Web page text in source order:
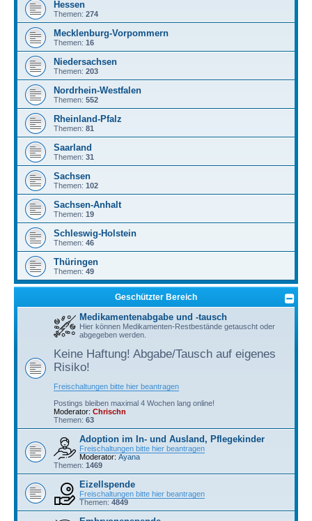
Hessen
Themen: 274
Mecklenburg-Vorpommern
Themen: 16
Niedersachsen
Themen: 203
Nordrhein-Westfalen
Themen: 552
Rheinland-Pfalz
Themen: 81
Saarland
Themen: 31
Sachsen
Themen: 102
Sachsen-Anhalt
Themen: 19
Schleswig-Holstein
Themen: 46
Thüringen
Themen: 49
Geschützter Bereich
Medikamentenabgabe und -tausch
Hier können Medikamenten-Restbestände getauscht oder
abgegeben werden.
Keine Haftung! Abgabe/Tausch auf eigenes
Risiko!
Freischaltungen bitte hier beantragen
Postings bleiben maximal 4 Wochen lang online!
Moderator: Chrischn
Themen: 63
Adoption im In- und Ausland, Pflegekinder
Freischaltungen bitte hier beantragen
Moderator: Ayana
Themen: 1469
Eizellspende
Freischaltungen bitte hier beantragen
Themen: 4849